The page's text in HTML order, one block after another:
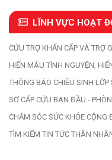
LĨNH VỰC HOẠT
CỨU TRỢ KHẨN CẤP VÀ TRỢ
HIẾN MÁU TÌNH NGUYỆN,
THÔNG BÁO CHIÊU SINH LỚP
SƠ CẤP CỨU BAN ĐẦU -
CHĂM SÓC SỨC KHỎE CỘNG
TÌM KIẾM TIN TỨC THÂN